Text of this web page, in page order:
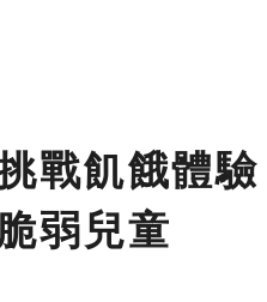
戰飢餓體
弱兒童